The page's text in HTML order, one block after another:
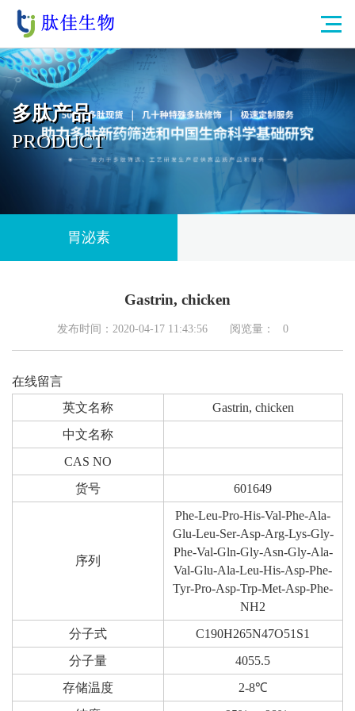
多肽产品
PRODUCT
胃泌素
Gastrin, chicken
发布时间：2020-04-17 11:43:56 阅览量： 0
在线留言
英文名称
Gastrin, chicken
中文名称
CAS NO
货号
601649
序列
Phe-Leu-Pro-His-Val-Phe-Ala-
Glu-Leu-Ser-Asp-Arg-Lys-Gly-
Phe-Val-Gln-Gly-Asn-Gly-Ala-
Val-Glu-Ala-Leu-His-Asp-Phe-
Tyr-Pro-Asp-Trp-Met-Asp-Phe-
NH2
分子式
C190H265N47O51S1
分子量
4055.5
存储温度
2-8℃